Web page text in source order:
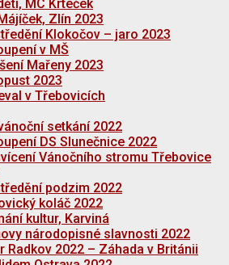
MC Krteček
Zlín 2023
Klokočov – jaro 2023
v MŠ
Mařeny 2023
2023
v Třebovicích
setkání 2022
DS Slunečnice 2022
Vánočního stromu Třebovice
podzim 2022
koláč 2022
kultur, Karviná
národopisné slavnosti 2022
Radkov 2022 – Záhada v Británii